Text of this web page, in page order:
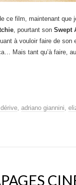
ce film, maintenant que
, pourtant son Swept
à vouloir faire de son
Mais tant qu’à faire,
adriano giannini